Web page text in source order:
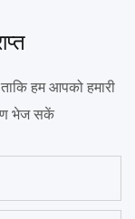
हम आपको हमारी
भेज सकें